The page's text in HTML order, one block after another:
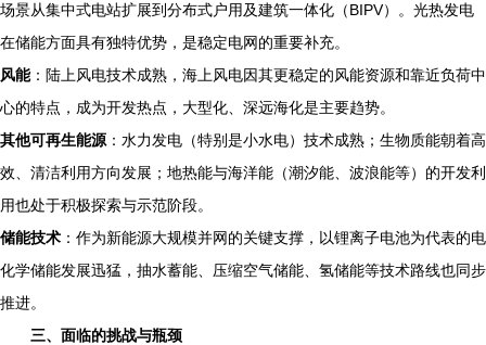
场景从集中式电站扩展到分布式户用及建筑一体化（BIPV）。光热发电
在储能方面具有独特优势，是稳定电网的重要补充。
风能：陆上风电技术成熟，海上风电因其更稳定的风能资源和靠近负荷中
心的特点，成为开发热点，大型化、深远海化是主要趋势。
其他可再生能源 ：水力发电（特别是小水电）技术成熟；生物质能朝着高
效、清洁利用方向发展；地热能与海洋能（潮汐能、波浪能等）的开发利
用也处于积极探索与示范阶段。
储能技术 ：作为新能源大规模并网的关键支撑，以锂离子电池为代表的电
化学储能发展迅猛，抽水蓄能、压缩空气储能、氢储能等技术路线也同步
推进。
三、面临的挑战与瓶颈